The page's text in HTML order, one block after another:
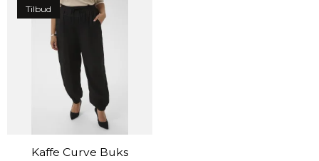
Tilbud
Kaffe Curve Buks